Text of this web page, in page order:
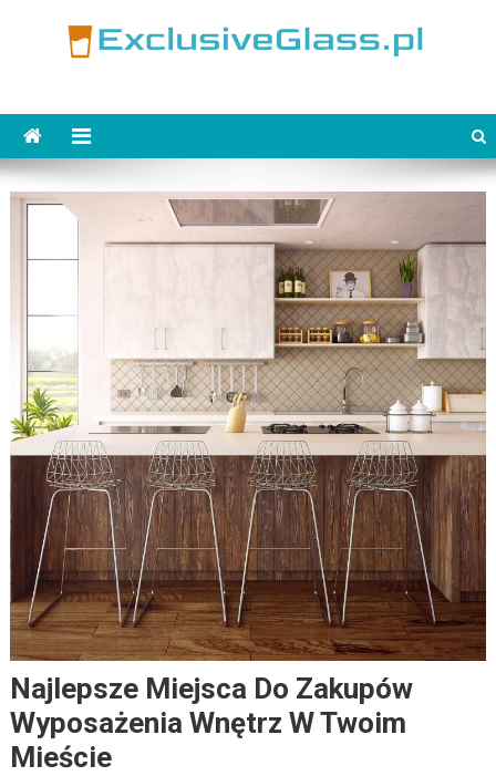
Najlepsze Miejsca Do Zakupów
Wyposażenia Wnętrz W Twoim
Mieście